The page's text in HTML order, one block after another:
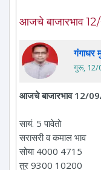
आजचे बाजारभाव
गंगाधर
गुरू, 12/
आजचे बाजारभाव 12/
सायं. 5 पावेतो
सरासरी व कमाल भाव
सोया 4000 4715
तुर 9300 10200